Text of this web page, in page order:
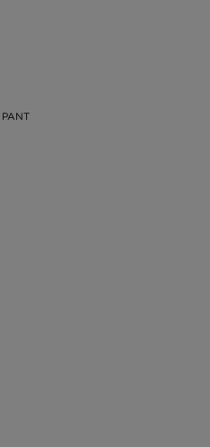
PANT